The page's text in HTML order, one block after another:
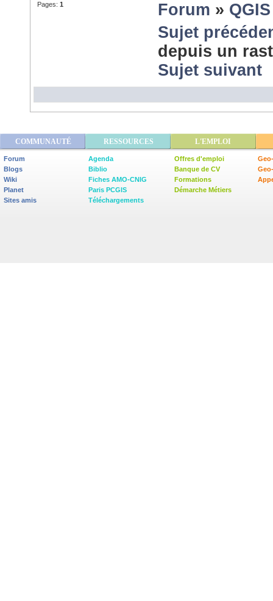
Pages: 1 Forum » QGIS
Sujet
depuis un
Sujet suivant
COMMUNAUTÉ RESSOURCES L'EMPLOI
Forum
Blogs
Wiki
Planet
Sites amis
Agenda
Biblio
Fiches AMO-CNIG
Paris PCGIS
Téléchargements
Offres d'emploi
Banque de CV
Formations
Démarche Métiers